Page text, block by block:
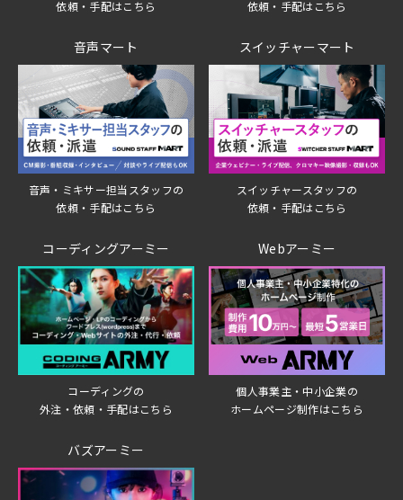
依頼・手配はこちら
依頼・手配はこちら
音声マート
音声・ミキサー担当スタッフの
依頼・手配はこちら
スイッチャーマート
スイッチャースタッフの
依頼・手配はこちら
コーディングアーミー
コーディングの
外注・依頼・手配はこちら
Webアーミー
個人事業主・中小企業の
ホームページ制作はこちら
バズアーミー